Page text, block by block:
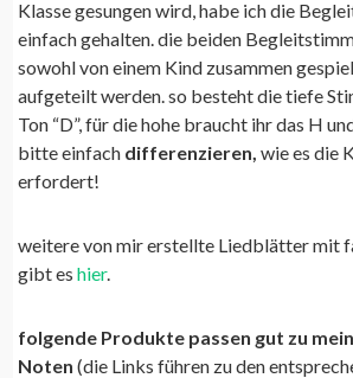
Klasse gesungen wird, habe ich die
einfach gehalten. die beiden
sowohl von einem Kind zusammen
aufgeteilt werden. so besteht die tiefe
Ton “D”, für die hohe braucht ihr das H
bitte einfach differenzieren,wie es die
erfordert!
weitere von mir erstellte Liedblätter mit
gibt eshier.
folgende Produkte passen gut zu
Noten (die Links führen zu den